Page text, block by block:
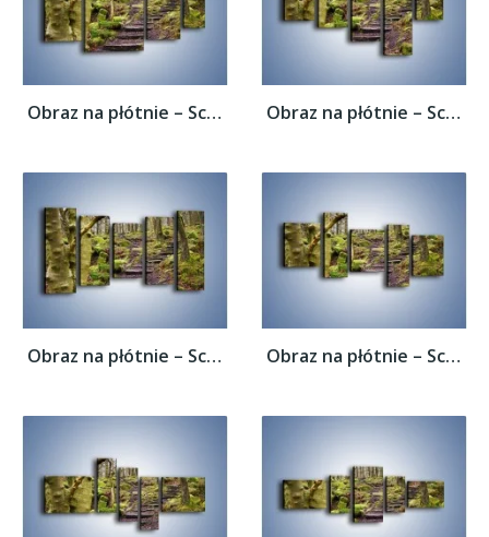
Obraz na płótnie – Schodkami przez las –... Obraz na płótnie – Schodkami przez las –...
Obraz na płótnie – Schodkami przez las –... Obraz na płótnie – Schodkami przez las –...